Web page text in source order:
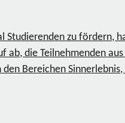
zu
die Teilnehmenden
Bereichen